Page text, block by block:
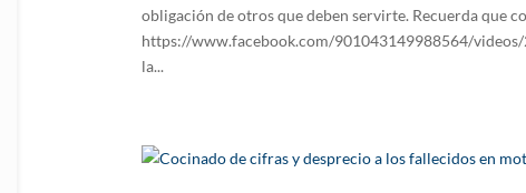
obligación de otros que deben servirte. Recuerda que
https://www.facebook.com/901043149988564/
la...